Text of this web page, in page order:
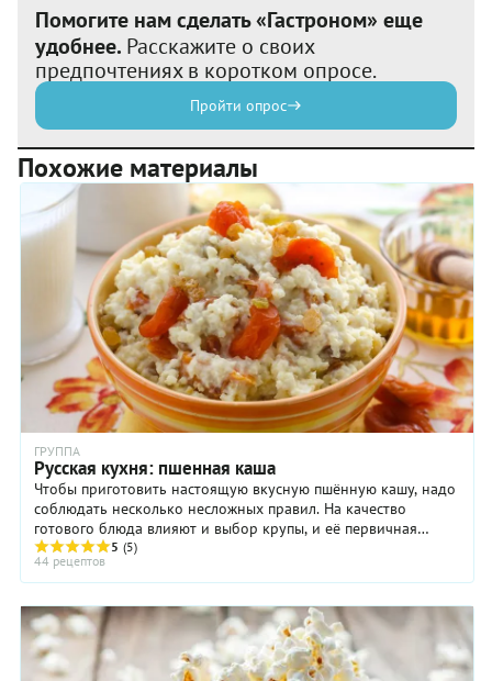
Помогите нам сделать «Гастроном» еще
удобнее. Расскажите о своих
предпочтениях в коротком опросе.
Пройти опрос
Похожие материалы
ГРУППА
Русская кухня: пшенная каша
Чтобы приготовить настоящую вкусную пшённую кашу, надо
соблюдать несколько несложных правил. На качество
готового блюда влияют и выбор крупы, и её первичная
обработка, и способ приготовления каши ...
5 (5)
44 рецептов